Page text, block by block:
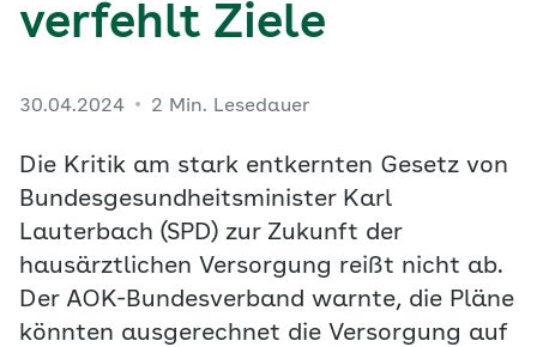
verfehlt Ziele
30.04.2024 2 Min. Lesedauer
Die Kritik am stark entkernten Gesetz von
Bundesgesundheitsminister Karl
Lauterbach (SPD) zur Zukunft der
hausärztlichen Versorgung reißt nicht ab.
Der AOK-Bundesverband warnte, die Pläne
könnten ausgerechnet die Versorgung auf